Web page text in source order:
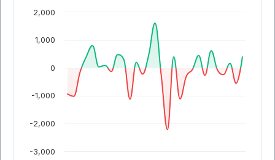
-3,000
-2,000
-1,000
0
1,000
2,000